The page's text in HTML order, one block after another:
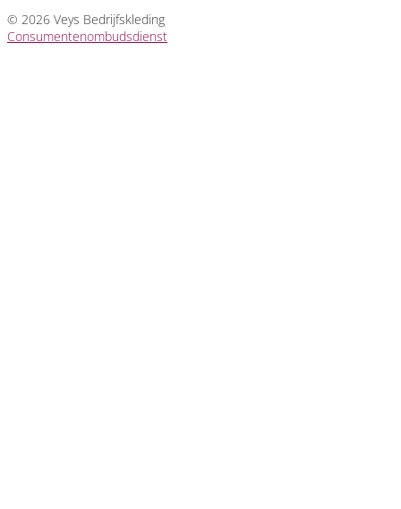
© 2026 Veys Bedrijfskleding
Consumentenombudsdienst